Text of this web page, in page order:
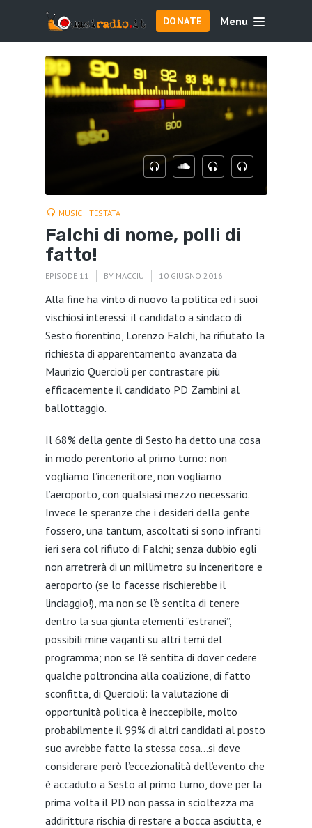
DONATE Menu
MUSIC TESTATA
Falchi di nome, polli di
fatto!
EPISODE 11 BY MACCIU 10 GIUGNO 2016
Alla fine ha vinto di nuovo la politica ed i suoi
vischiosi interessi: il candidato a sindaco di
Sesto fiorentino, Lorenzo Falchi, ha rifiutato la
richiesta di apparentamento avanzata da
Maurizio Quercioli per contrastare più
efficacemente il candidato PD Zambini al
ballottaggio.
Il 68% della gente di Sesto ha detto una cosa
in modo perentorio al primo turno: non
vogliamo l’inceneritore, non vogliamo
l’aeroporto, con qualsiasi mezzo necessario.
Invece le speranze che i desideri della gente
fossero, una tantum, ascoltati si sono infranti
ieri sera col rifiuto di Falchi; senza dubbio egli
non arretrerà di un millimetro su inceneritore e
aeroporto (se lo facesse rischierebbe il
linciaggio!), ma non se l’è sentita di tenere
dentro la sua giunta elementi “estranei”,
possibili mine vaganti su altri temi del
programma; non se l’è sentita di dover cedere
qualche poltroncina alla coalizione, di fatto
sconfitta, di Quercioli: la valutazione di
opportunità politica è ineccepibile, molto
probabilmente il 99% di altri candidati al posto
suo avrebbe fatto la stessa cosa…si deve
considerare però l’eccezionalità dell’evento che
è accaduto a Sesto al primo turno, dove per la
prima volta il PD non passa in scioltezza ma
addirittura rischia di restare a bocca asciutta, e